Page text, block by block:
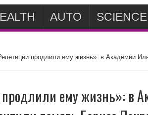
AUTO SCIENCE
продлили ему жизнь»: в Академии
ему жизнь»: в